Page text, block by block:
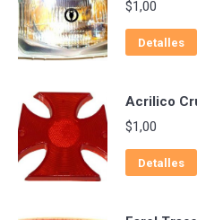
$1,00
Detalles
Acrilico
$1,00
Detalles